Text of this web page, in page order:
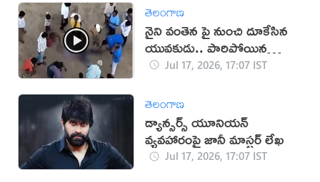
తెలంగాణ
నైని వంతెన పై నుంచి దూకేసిన
యువకుడు.. పారిపోయిన
యువతి!
Jul 17, 2026, 17:07 IST
తెలంగాణ
డ్యాన్సర్స్ యూనియన్
వ్యవహారంపై జానీ మాస్టర్ లేఖ
Jul 17, 2026, 17:07 IST